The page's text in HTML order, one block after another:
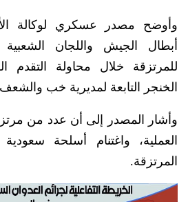
وأوضح مصدر عسكري لوكالة
أبطال الجيش واللجان
للمرتزقة خلال محاولة التقدم
الخنجر التابعة لمديرية خب
وأشار المصدر إلى أن عدد من
العملية، واغتنام أسلحة
المرتزقة.